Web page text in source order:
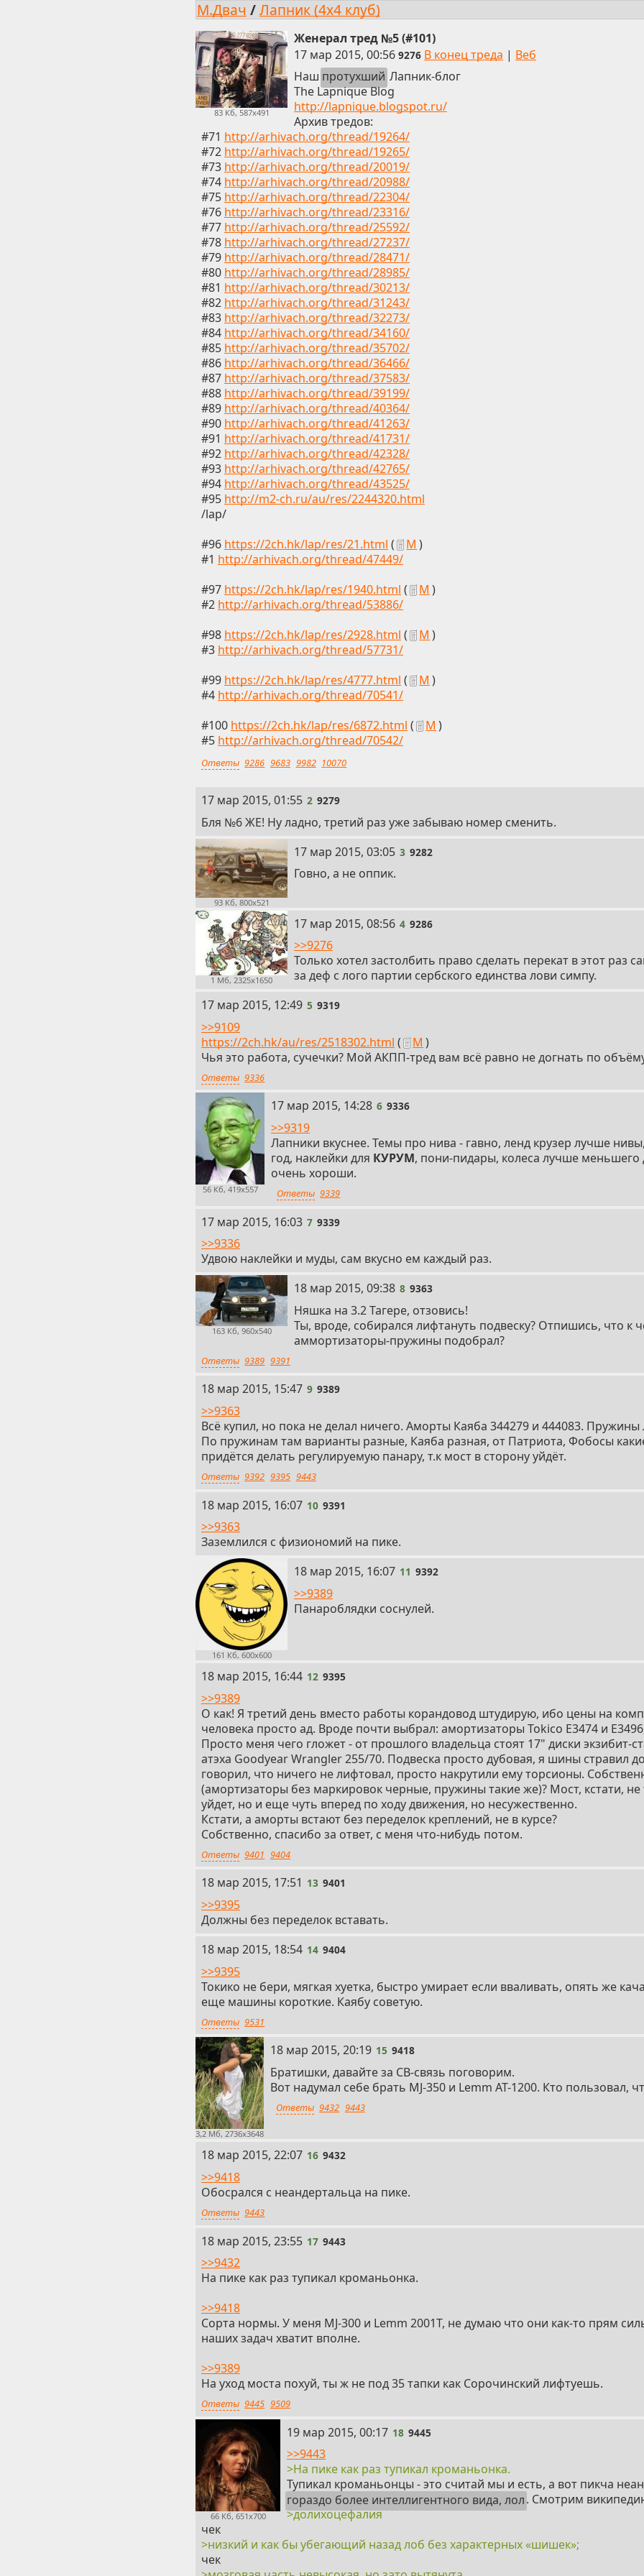
М.Двач /Лапник (4x4 клуб)
83 Кб, 587x491
Женерал тред №5 (#101)
17 мар 2015, 00:56 9276 В конец треда | Веб
Наш протухший Лапник-блог
The Lapnique Blog
http://lapnique.blogspot.ru/
Архив тредов:
#71 http://arhivach.org/thread/19264/
#72 http://arhivach.org/thread/19265/
#73 http://arhivach.org/thread/20019/
#74 http://arhivach.org/thread/20988/
#75 http://arhivach.org/thread/22304/
#76 http://arhivach.org/thread/23316/
#77 http://arhivach.org/thread/25592/
#78 http://arhivach.org/thread/27237/
#79 http://arhivach.org/thread/28471/
#80 http://arhivach.org/thread/28985/
#81 http://arhivach.org/thread/30213/
#82 http://arhivach.org/thread/31243/
#83 http://arhivach.org/thread/32273/
#84 http://arhivach.org/thread/34160/
#85 http://arhivach.org/thread/35702/
#86 http://arhivach.org/thread/36466/
#87 http://arhivach.org/thread/37583/
#88 http://arhivach.org/thread/39199/
#89 http://arhivach.org/thread/40364/
#90 http://arhivach.org/thread/41263/
#91 http://arhivach.org/thread/41731/
#92 http://arhivach.org/thread/42328/
#93 http://arhivach.org/thread/42765/
#94 http://arhivach.org/thread/43525/
#95 http://m2-ch.ru/au/res/2244320.html
/lap/
#96 https://2ch.hk/lap/res/21.html ( М )
#1 http://arhivach.org/thread/47449/
#97 https://2ch.hk/lap/res/1940.html ( М )
#2 http://arhivach.org/thread/53886/
#98 https://2ch.hk/lap/res/2928.html ( М )
#3 http://arhivach.org/thread/57731/
#99 https://2ch.hk/lap/res/4777.html ( М )
#4 http://arhivach.org/thread/70541/
#100 https://2ch.hk/lap/res/6872.html ( М )
#5 http://arhivach.org/thread/70542/
Ответы 9286 9683 9982 10070
2
17 мар 2015, 01:55 2 9279
Бля №6 ЖЕ! Ну ладно, третий раз уже забываю номер сменить.
93 Кб, 800x521
3
17 мар 2015, 03:05 3 9282
Говно, а не оппик.
1 Мб, 2325x1650
4
17 мар 2015, 08:56 4 9286
>>9276
Только хотел застолбить право сделать перекат в этот раз
за деф с лого партии сербского единства лови симпу.
5
17 мар 2015, 12:49 5 9319
>>9109
https://2ch.hk/au/res/2518302.html ( М )
Чья это работа, сучечки? Мой АКПП-тред вам всё равно не догнать по
Ответы 9336
56 Кб, 419x557
6
17 мар 2015, 14:28 6 9336
>>9319
Лапники вкуснее. Темы про нива - гавно, ленд крузер лучше
год, наклейки для КУРУМ, пони-пидары, колеса лучше меньшего
очень хороши.
Ответы 9339
7
17 мар 2015, 16:03 7 9339
>>9336
Удвою наклейки и муды, сам вкусно ем каждый раз.
163 Кб, 960x540
8
18 мар 2015, 09:38 8 9363
Няшка на 3.2 Тагере, отзовись!
Ты, вроде, собирался лифтануть подвеску? Отпишись, что к
аммортизаторы-пружины подобрал?
Ответы 9389 9391
9
18 мар 2015, 15:47 9 9389
>>9363
Всё купил, но пока не делал ничего. Аморты Каяба 344279 и 444083.
По пружинам там варианты разные, Каяба разная, от Патриота, Фобосы
придётся делать регулируемую панару, т.к мост в сторону уйдёт.
Ответы 9392 9395 9443
10
18 мар 2015, 16:07 10 9391
>>9363
Заземлился с физиономий на пике.
161 Кб, 600x600
11
18 мар 2015, 16:07 11 9392
>>9389
Панароблядки соснулей.
12
18 мар 2015, 16:44 12 9395
>>9389
О как! Я третий день вместо работы корандовод штудирую, ибо цены на
человека просто ад. Вроде почти выбрал: амортизаторы Tokico E3474 и
Просто меня чего гложет - от прошлого владельца стоят 17" диски экзибит-
атэха Goodyear Wrangler 255/70. Подвеска просто дубовая, я шины стравил
говорил, что ничего не лифтовал, просто накрутили ему торсионы.
(амортизаторы без маркировок черные, пружины такие же)? Мост, кстати, не
уйдет, но и еще чуть вперед по ходу движения, но несужественно.
Кстати, а аморты встают без переделок креплений, не в курсе?
Собственно, спасибо за ответ, с меня что-нибудь потом.
Ответы 9401 9404
13
18 мар 2015, 17:51 13 9401
>>9395
Должны без переделок вставать.
14
18 мар 2015, 18:54 14 9404
>>9395
Токико не бери, мягкая хуетка, быстро умирает если вваливать, опять же
еще машины короткие. Каябу советую.
Ответы 9531
3,2 Мб, 2736x3648
15
18 мар 2015, 20:19 15 9418
Братишки, давайте за СВ-связь поговорим.
Вот надумал себе брать MJ-350 и Lemm AT-1200. Кто пользовал,
Ответы 9432 9443
16
18 мар 2015, 22:07 16 9432
>>9418
Обосрался с неандертальца на пике.
Ответы 9443
17
18 мар 2015, 23:55 17 9443
>>9432
На пике как раз тупикал кроманьонка.
>>9418
Сорта нормы. У меня MJ-300 и Lemm 2001T, не думаю что они как-то прям
наших задач хватит вполне.
>>9389
На уход моста похуй, ты ж не под 35 тапки как Сорочинский лифтуешь.
Ответы 9445 9509
66 Кб, 651x700
18
19 мар 2015, 00:17 18 9445
>>9443
>На пике как раз тупикал кроманьонка.
Тупикал кроманьонцы - это считай мы и есть, а вот пикча
гораздо более интеллигентного вида, лол. Смотрим
>долихоцефалия
чек
>низкий и как бы убегающий назад лоб без характерных «шишек»;
чек